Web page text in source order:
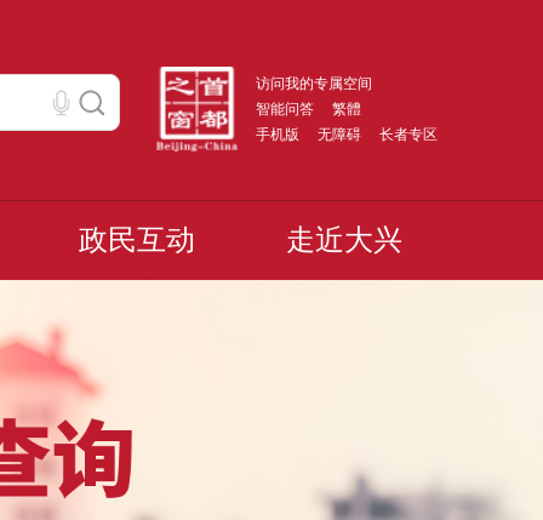
访问我的专属空间
智能问答
繁體
手机版
无障碍 长者专区
政民互动 走近大兴